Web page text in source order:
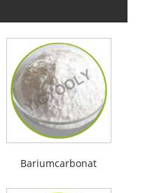
Bariumcarbonat